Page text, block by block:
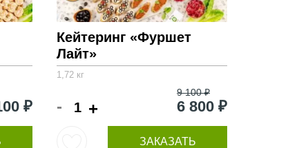
₽
Кейтеринг «Фуршет
Лайт»
1,72 кг
- +
9 100 ₽
6 800 ₽
ЗАКАЗАТЬ